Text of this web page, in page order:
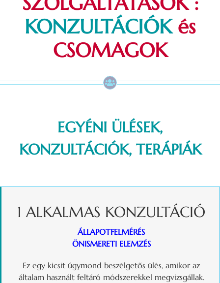
KONZULTÁCIÓKés
CSOMAGOK
EGYÉNI ÜLÉSEK,
KONZULTÁCIÓK, TERÁPIÁK
1 ALKALMAS KONZULTÁCIÓ
ÁLLAPOTFELMÉRÉS
ÖNISMERETI ELEMZÉS
Ez egy kicsit úgymond beszélgetős ülés, amikor az
általam használt feltáró módszerekkel megvizsgállak.